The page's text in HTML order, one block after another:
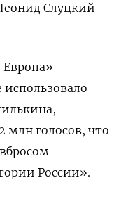
Слуцкий
млн голосов, что
России».